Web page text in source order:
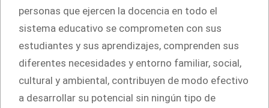
personas que ejercen la docencia en todo el
sistema educativo se comprometen con sus
estudiantes y sus aprendizajes, comprenden sus
diferentes necesidades y entorno familiar, social,
cultural y ambiental, contribuyen de modo efectivo
a desarrollar su potencial sin ningún tipo de